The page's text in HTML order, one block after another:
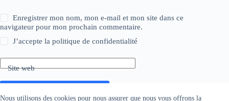
Nous utilisons des cookies pour nous assurer que nous vous offrons la
Enregistrer mon nom, mon e-mail et mon site dans ce
navigateur pour mon prochain commentaire.
J’accepte lapolitique de confidentialité
Site web